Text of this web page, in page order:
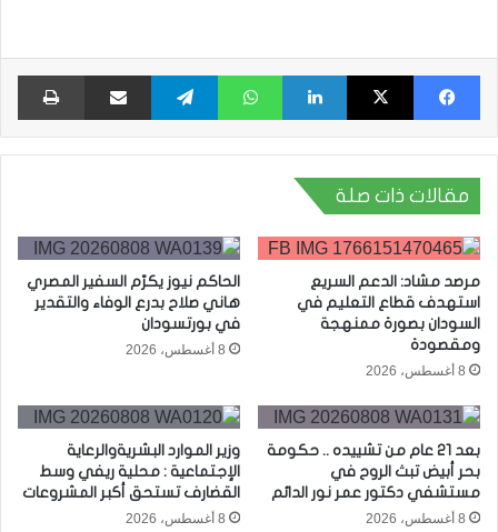
فيسبوك X لينكدإن واتساب تيلقرام مشاركة عبر البريد
مقالات ذات صلة
مرصد مشاد: الدعم السريع
استهدف قطاع التعليم في
السودان بصورة ممنهجة
ومقصودة
8 أغسطس، 2026
الحاكم نيوز يكرّم السفير المصري
هاني صلاح بدرع الوفاء والتقدير
في بورتسودان
8 أغسطس، 2026
بعد 21 عام من تشييده .. حكومة
بحر أبيض تبث الروح في
مستشفي دكتور عمر نور الدائم
8 أغسطس، 2026
وزير الموارد البشريةوالرعاية
الإجتماعية : محلية ريفي وسط
القضارف تستحق أكبر المشروعات
8 أغسطس، 2026